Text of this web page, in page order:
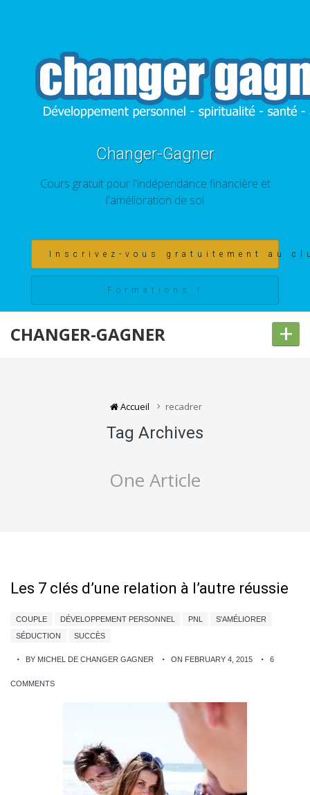
Changer-Gagner
Cours gratuit pour l'indépendance financière et
l'amélioration de soi
Inscrivez-vous gratuitement au
Formations !
CHANGER-GAGNER +
Accueil recadrer
Tag Archives
One Article
Les 7 clés d’une relation à l’autre réussie
COUPLE DÉVELOPPEMENT PERSONNEL PNL
S'AMÉLIORER
SÉDUCTION
SUCCÈS
BY MICHEL DE CHANGER GAGNER ON FEBRUARY 4, 2015 6
COMMENTS